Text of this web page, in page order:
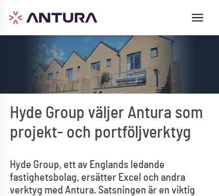
Hyde Group väljer Antura som
projekt- och portföljverktyg
Hyde Group, ett av Englands ledande
fastighetsbolag, ersätter Excel och andra
verktyg med Antura. Satsningen är en viktig